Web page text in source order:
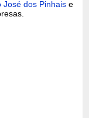
José dos Pinhais e